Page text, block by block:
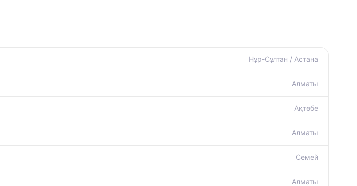
Нұр-Сұлтан / Астана
Алматы
Ақтөбе
Алматы
Семей
Алматы